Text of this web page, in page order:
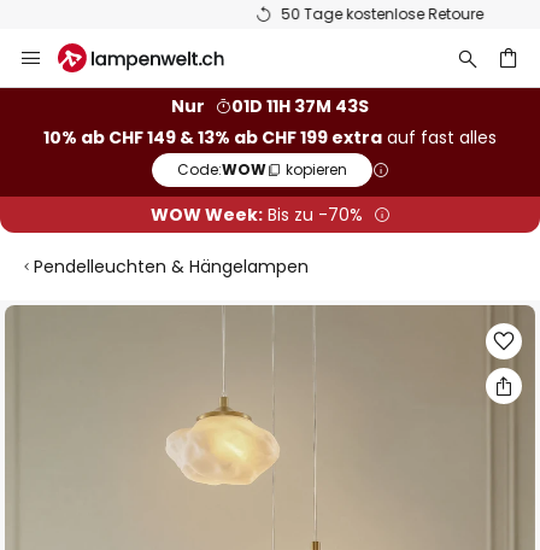
50 Tage kostenlose Retoure
Inhalt
Nur
01D 11H 37M 43S
10% ab CHF 149 & 13% ab CHF 199 extra auf fast alles
Code:WOW kopieren
WOW Week:Bis zu -70%
Pendelleuchten & Hängelampen
Zum